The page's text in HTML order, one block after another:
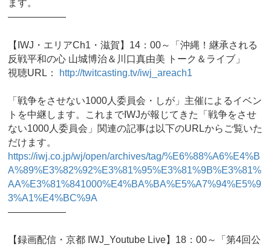
ます。
——————
【IWJ・エリアCh1・滋賀】14：00～「沖縄！継承される
反戦平和の心 山城博治＆川口真由美 トーク＆ライブ」
視聴URL： http://twitcasting.tv/iwj_areach1
「戦争をさせない1000人委員会・しが」主催によるイベン
トを中継します。これまでIWJが報じてきた「戦争をさせ
ない1000人委員会」関連の記事は以下のURLからご覧いた
だけます。
https://iwj.co.jp/wj/open/archives/tag/%E6%88%A6%E4%B
A%89%E3%82%92%E3%81%95%E3%81%9B%E3%81%
AA%E3%81%841000%E4%BA%BA%E5%A7%94%E5%9
3%A1%E4%BC%9A
——————
【録画配信・京都 IWJ_Youtube Live】18：00～「第4回公